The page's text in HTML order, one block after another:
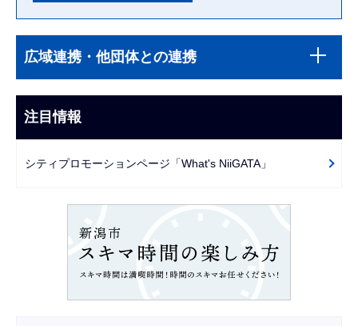
文
こ
ま
で
ビ
ー
広域連携・他団体との連携
注目情報
シティプロモーションページ「What's NiiGATA」